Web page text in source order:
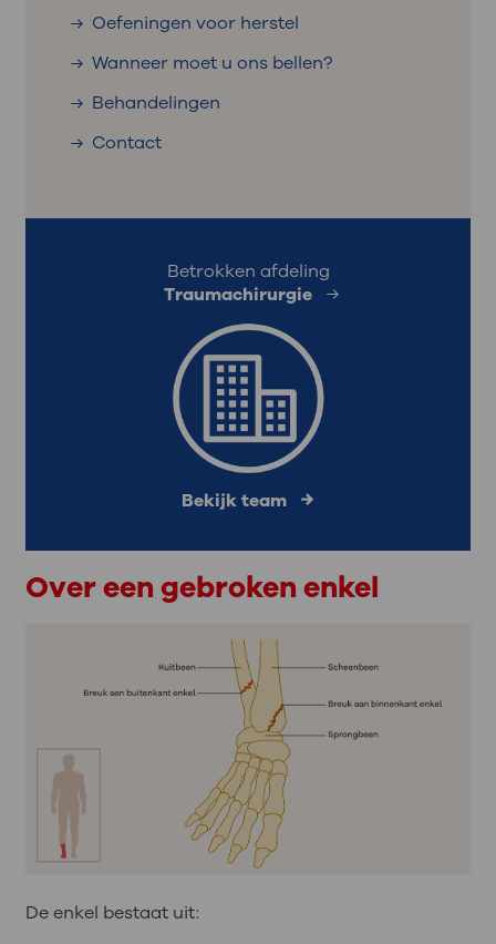
Oefeningen voor herstel
Wanneer moet u ons bellen?
Behandelingen
Contact
Betrokken afdeling
Traumachirurgie
Bekijk team
Over een gebroken enkel
De enkel bestaat uit: